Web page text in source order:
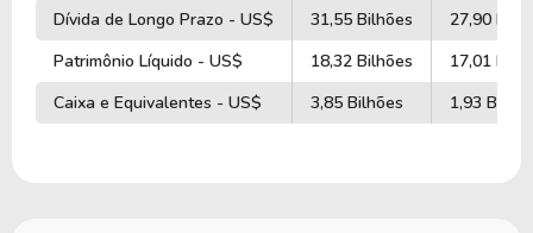
Dívida de Longo Prazo - US$
31,55 Bilhões
27,90
Patrimônio Líquido - US$
18,32 Bilhões
17,01
Caixa e Equivalentes - US$
3,85 Bilhões 1,93 Bilhão